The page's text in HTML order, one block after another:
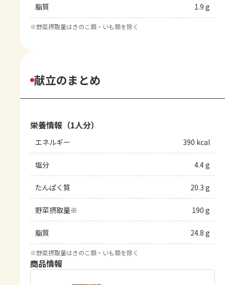
脂質 1.9 g
※野菜摂取量はきのこ類・いも類を除く
献立のまとめ
栄養情報（1人分）
エネルギー 390 kcal
塩分 4.4 g
たんぱく質 20.3 g
野菜摂取量※ 190 g
脂質 24.8 g
※野菜摂取量はきのこ類・いも類を除く
商品情報